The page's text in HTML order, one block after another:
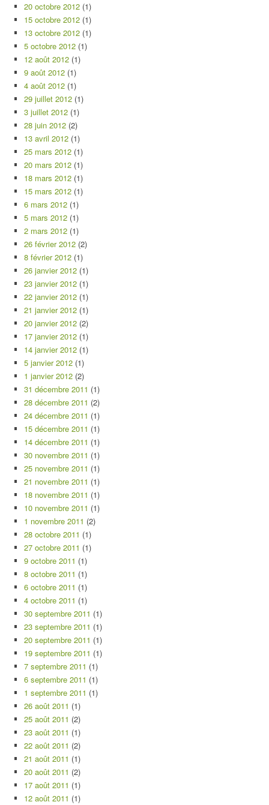
20 octobre 2012 (1)
15 octobre 2012 (1)
13 octobre 2012 (1)
5 octobre 2012 (1)
12 août 2012 (1)
9 août 2012 (1)
4 août 2012 (1)
29 juillet 2012 (1)
3 juillet 2012 (1)
28 juin 2012 (2)
13 avril 2012 (1)
25 mars 2012 (1)
20 mars 2012 (1)
18 mars 2012 (1)
15 mars 2012 (1)
6 mars 2012 (1)
5 mars 2012 (1)
2 mars 2012 (1)
26 février 2012 (2)
8 février 2012 (1)
26 janvier 2012 (1)
23 janvier 2012 (1)
22 janvier 2012 (1)
21 janvier 2012 (1)
20 janvier 2012 (2)
17 janvier 2012 (1)
14 janvier 2012 (1)
5 janvier 2012 (1)
1 janvier 2012 (2)
31 décembre 2011 (1)
28 décembre 2011 (2)
24 décembre 2011 (1)
15 décembre 2011 (1)
14 décembre 2011 (1)
30 novembre 2011 (1)
25 novembre 2011 (1)
21 novembre 2011 (1)
18 novembre 2011 (1)
10 novembre 2011 (1)
1 novembre 2011 (2)
28 octobre 2011 (1)
27 octobre 2011 (1)
9 octobre 2011 (1)
8 octobre 2011 (1)
6 octobre 2011 (1)
4 octobre 2011 (1)
30 septembre 2011 (1)
23 septembre 2011 (1)
20 septembre 2011 (1)
19 septembre 2011 (1)
7 septembre 2011 (1)
6 septembre 2011 (1)
1 septembre 2011 (1)
26 août 2011 (1)
25 août 2011 (2)
23 août 2011 (1)
22 août 2011 (2)
21 août 2011 (1)
20 août 2011 (2)
17 août 2011 (1)
12 août 2011 (1)